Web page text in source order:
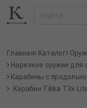
Главная Каталог
Нарезное оружие для
Карабины с
Карабин Tikka T3x